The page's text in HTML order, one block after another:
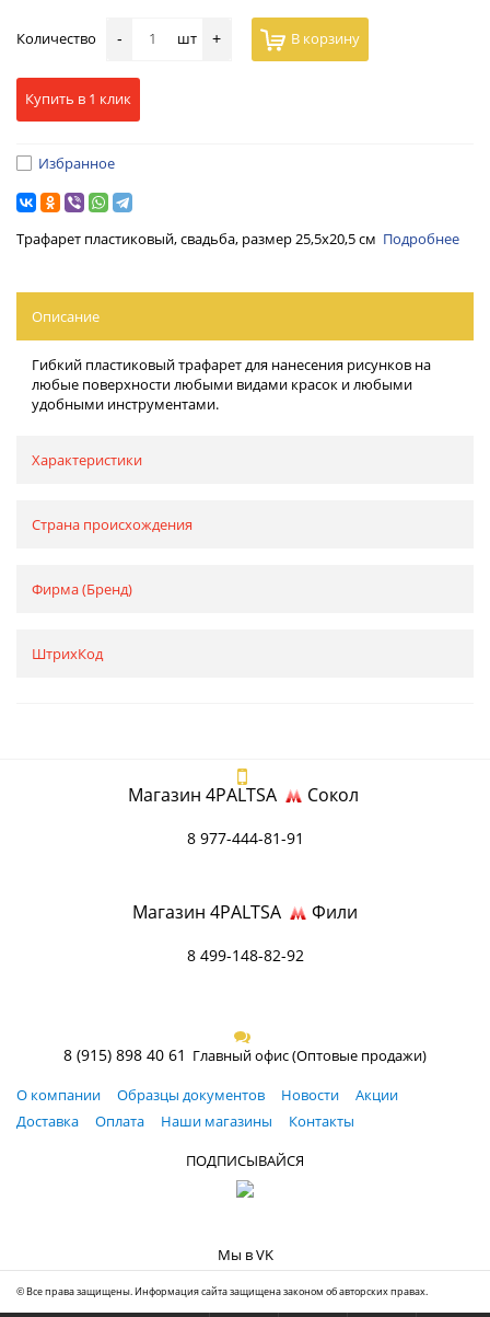
Количество - шт + В корзину
Купить в 1 клик
Избранное
Трафарет пластиковый, свадьба, размер 25,5х20,5 см Подробнее
Описание
Гибкий пластиковый трафарет для нанесения рисунков на
любые поверхности любыми видами красок и любыми
удобными инструментами.
Характеристики
Страна происхождения
Фирма (Бренд)
ШтрихКод
Магазин 4PALTSA Сокол
8 977-444-81-91
Магазин 4PALTSA Фили
8 499-148-82-92
8 (915) 898 40 61 Главный офис (Оптовые продажи)
О компании
Образцы документов Новости
Акции
Доставка
Оплата Наши магазины
Контакты
ПОДПИСЫВАЙСЯ
Мы в VK
© Все права защищены. Информация сайта защищена законом об авторских правах.